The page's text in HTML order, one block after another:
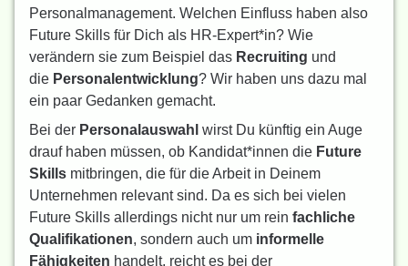
Personalmanagement. Welchen Einfluss haben also
Future Skills für Dich als HR-Expert*in? Wie
verändern sie zum Beispiel das Recruiting und
die Personalentwicklung? Wir haben uns dazu mal
ein paar Gedanken gemacht.
Bei der Personalauswahl wirst Du künftig ein Auge
drauf haben müssen, ob Kandidat*innen die Future
Skills mitbringen, die für die Arbeit in Deinem
Unternehmen relevant sind. Da es sich bei vielen
Future Skills allerdings nicht nur um rein fachliche
Qualifikationen, sondern auch um informelle
Fähigkeiten handelt, reicht es bei der